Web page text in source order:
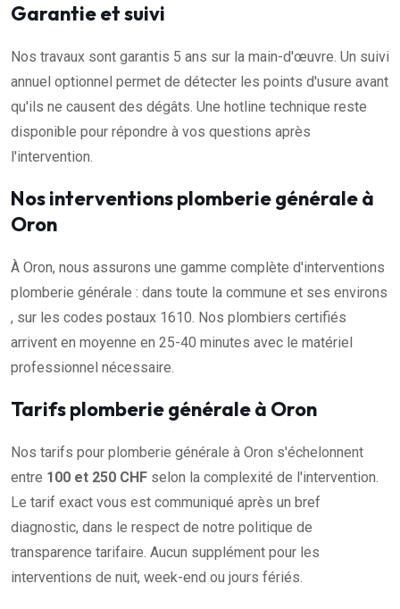
Garantie et suivi
Nos travaux sont garantis 5 ans sur la main-d'œuvre. Un suivi
annuel optionnel permet de détecter les points d'usure avant
qu'ils ne causent des dégâts. Une hotline technique reste
disponible pour répondre à vos questions après
l'intervention.
Nos interventions plomberie générale à
Oron
À Oron, nous assurons une gamme complète d'interventions
plomberie générale : dans toute la commune et ses environs
, sur les codes postaux 1610. Nos plombiers certifiés
arrivent en moyenne en 25-40 minutes avec le matériel
professionnel nécessaire.
Tarifs plomberie générale à Oron
Nos tarifs pour plomberie générale à Oron s'échelonnent
entre 100 et 250 CHF selon la complexité de l'intervention.
Le tarif exact vous est communiqué après un bref
diagnostic, dans le respect de notre politique de
transparence tarifaire. Aucun supplément pour les
interventions de nuit, week-end ou jours fériés.